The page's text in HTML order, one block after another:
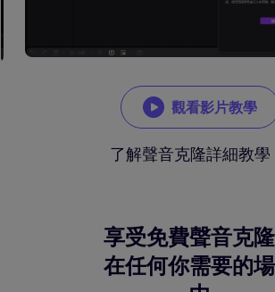
觀看影片教學
了解聲音克隆詳細教學
享受免費聲音克
在任何你需要的